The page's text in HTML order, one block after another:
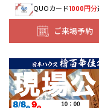
QUOカード1000円分
ご来場予約